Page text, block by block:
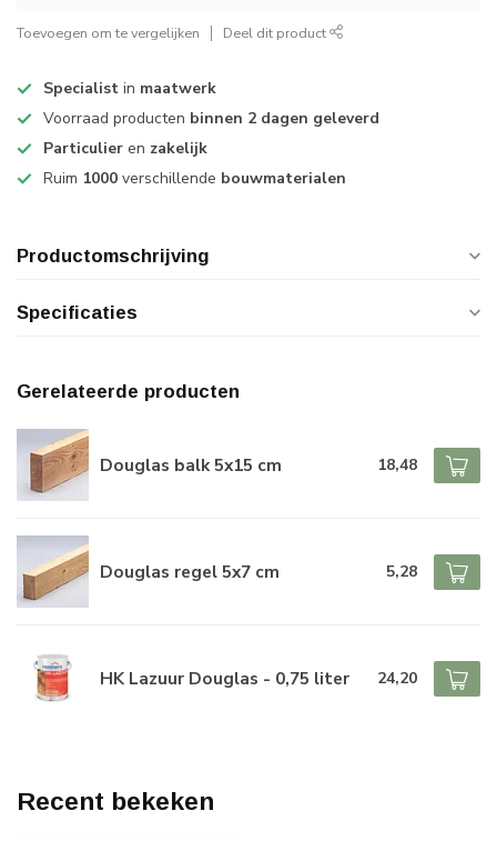
Toevoegen om te vergelijken Deel dit product
Specialist in maatwerk
Voorraad producten binnen 2 dagen geleverd
Particulier en zakelijk
Ruim 1000 verschillende bouwmaterialen
Productomschrijving
Specificaties
Gerelateerde producten
Douglas balk 5x15 cm 18,48
Douglas regel 5x7 cm 5,28
HK Lazuur Douglas - 0,75 liter 24,20
Recent bekeken